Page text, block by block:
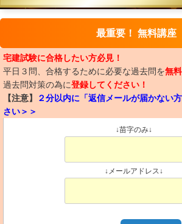
最重要！ 無料講座
宅建試験に合格したい方必見！
平日３問、合格するために必要な過去問を無料
過去問対策の為に登録してください！
【注意】
２分以内に「返信メールが届かない
さい＞＞
↓苗字のみ↓
↓メールアドレス↓